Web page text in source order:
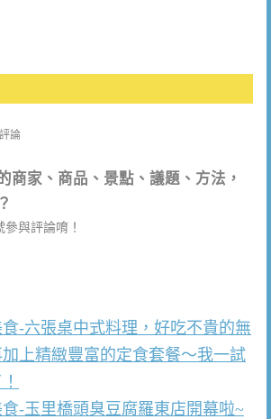
論
商家、商品、景點、議題、方法，
與評論唷！
-六張桌中式料理，好吃不貴的無
上精緻豐富的定食套餐～我一試
-玉里橋頭臭豆腐羅東店開幕啦~